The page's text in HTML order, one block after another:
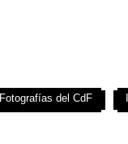
Fotografías del CdF